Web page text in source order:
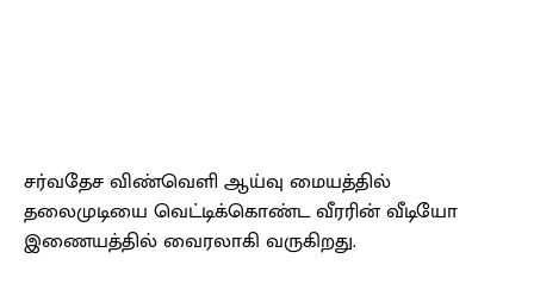
சர்வதேச விண்வெளி ஆய்வு மையத்தில்
தலைமுடியை வெட்டிக்கொண்ட வீரரின் வீடியோ
இணையத்தில் வைரலாகி வருகிறது.